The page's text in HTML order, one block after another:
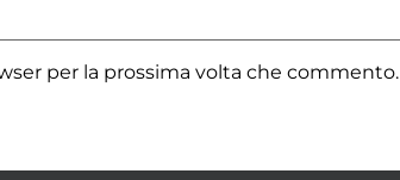
per la prossima volta che commento.